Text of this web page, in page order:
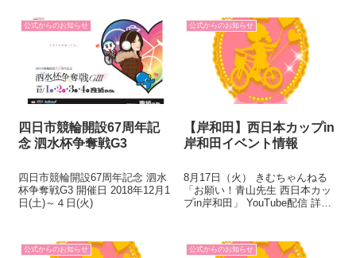
競輪施行者協議会、一般社団法
人日本競輪選手会）での協議結
果に基づき、 ４月９日（木）～
で、何卒ご理解とご協力を賜り
ますようお願い...
公式からのお知らせ
四日市競輪開設67周年記
念 泗水杯争奪戦G3
四日市競輪開設67周年記念 泗水
杯争奪戦G3 開催日 2018年12月1
日(土)～４日(火)
公式からのお知らせ
【岸和田】西日本カップin
岸和田イベント情報
8月17日（火） きむちゃんねる
「お願い！青山先生 西日本カッ
プin岸和田」 YouTube配信 詳細
キーカード抽選会 詳細はこちら
をクリック 8月16日（月）～18
公式からのお知らせ 公式からのお知らせ